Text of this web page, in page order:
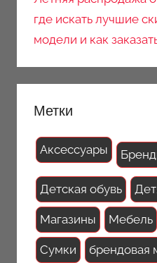
где искать лучшие
модели и как
Метки
Аксессуары
Детская обувь
Магазины Мебель
Сумки брендовая